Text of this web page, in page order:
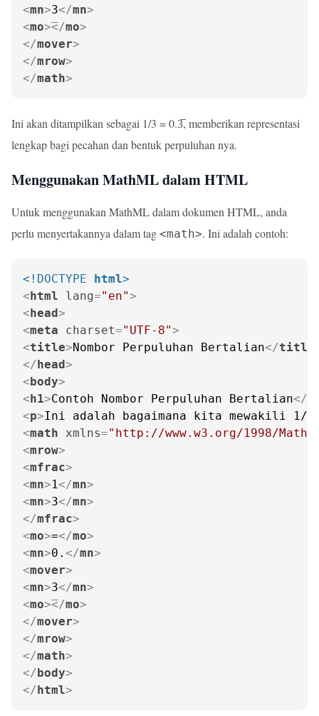
<mn>3</mn>
<mo></mo>
</mover>
</mrow>
</math>
Ini akan ditampilkan sebagai 1/3 = 0.3̅, memberikan representasi
lengkap bagi pecahan dan bentuk perpuluhan nya.
Menggunakan MathML dalam HTML
Untuk menggunakan MathML dalam dokumen HTML, anda
perlu menyertakannya dalam tag <math>. Ini adalah contoh:
<!DOCTYPE html>
<html lang="en">
<head>
<meta charset="UTF-8">
<title>Nombor Perpuluhan Bertalian</title
</head>
<body>
<h1>Contoh Nombor Perpuluhan Bertalian</
<p>Ini adalah bagaimana kita mewakili 1/
<math xmlns="http://www.w3.org/1998/Math/
<mrow>
<mfrac>
<mn>1</mn>
<mn>3</mn>
</mfrac>
<mo>=</mo>
<mn>0. </mn>
<mover>
<mn>3</mn>
<mo></mo>
</mover>
</mrow>
</math>
</body>
</html>